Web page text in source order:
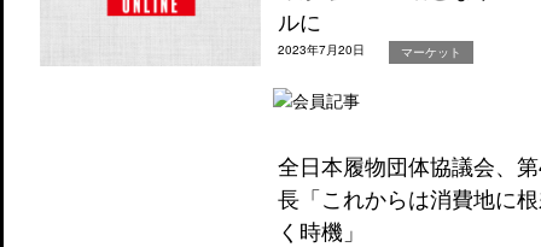
ルに
2023年7月20日 マーケット
全日本履物団体協議会、
長「これからは消費地に
く時機」